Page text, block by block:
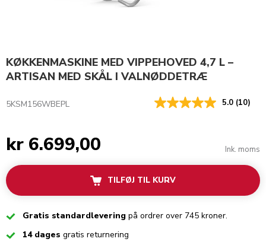
KØKKENMASKINE MED VIPPEHOVED 4,7 L –
ARTISAN MED SKÅL I VALNØDDETRÆ
5KSM156WBEPL 5.0 (10)
kr 6.699,00 Ink. moms
TILFØJ TIL KURV
CheckedGratis standardlevering på ordrer over 745 kroner.
Checked14 dages gratis returnering